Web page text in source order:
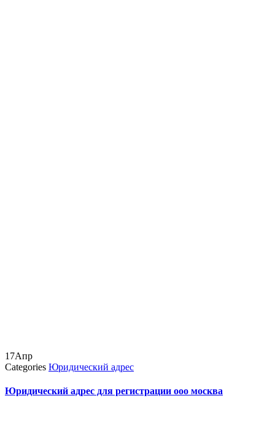
17Апр
Categories Юридический адрес
Юридический адрес для регистрации ооо москва